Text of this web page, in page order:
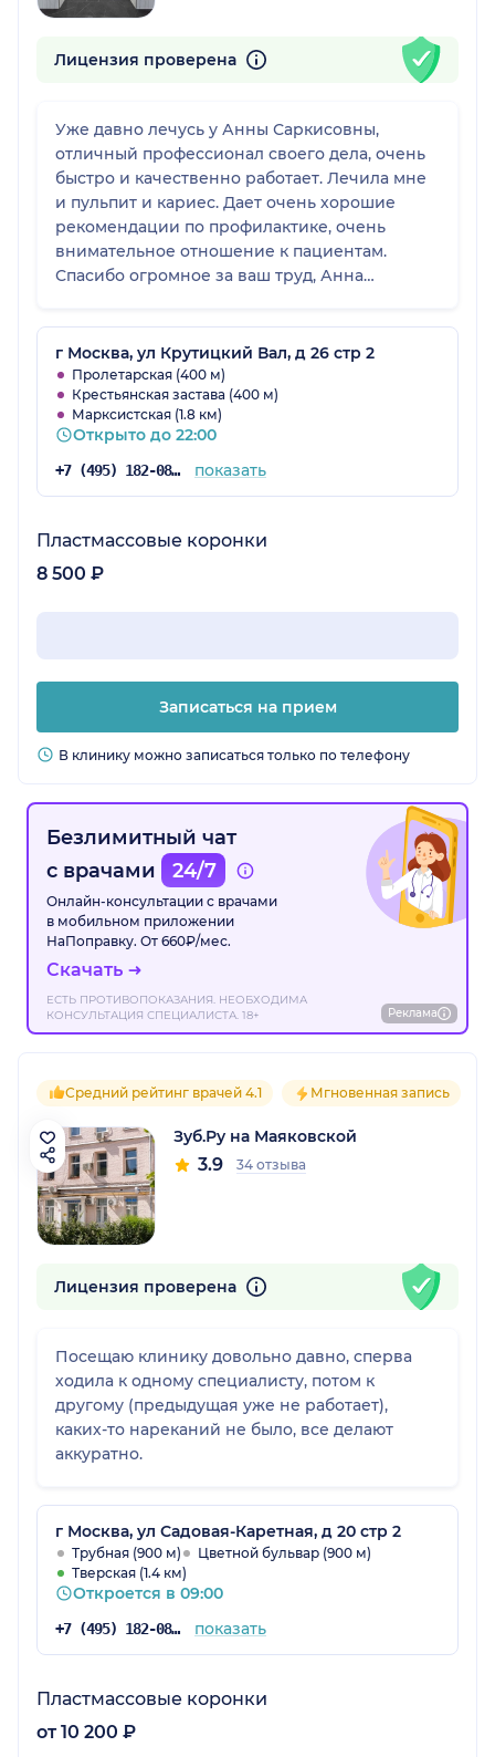
Лицензия проверена
Уже давно лечусь у Анны Саркисовны,
отличный профессионал своего дела, очень
быстро и качественно работает. Лечила мне
и пульпит и кариес. Дает очень хорошие
рекомендации по профилактике, очень
внимательное отношение к пациентам.
Спасибо огромное за ваш труд, Анна
г Москва, ул Крутицкий Вал, д 26 стр 2
Пролетарская (400 м)
Крестьянская застава (400 м)
Марксистская (1.8 км)
Открыто до 22:00
+7 (495) 182-08-75 показать
Пластмассовые коронки
8 500 ₽
Записаться на прием
В клинику можно записаться только по телефону
Безлимитный чат
с врачами
24/7
Онлайн-консультации с врачами
в мобильном приложении
НаПоправку. От 660₽/мес.
Скачать
ЕСТЬ ПРОТИВОПОКАЗАНИЯ. НЕОБХОДИМА
КОНСУЛЬТАЦИЯ СПЕЦИАЛИСТА. 18+
Реклама
Средний рейтинг врачей 4.1 Мгновенная запись
Зуб.Ру на Маяковской
3.9 34 отзыва
Лицензия проверена
Посещаю клинику довольно давно, сперва
ходила к одному специалисту, потом к
другому (предыдущая уже не работает),
каких-то нареканий не было, все делают
аккуратно.
г Москва, ул Садовая-Каретная, д 20 стр 2
Трубная (900 м)
Цветной бульвар (900 м)
Тверская (1.4 км)
Откроется в 09:00
+7 (495) 182-08-75 показать
Пластмассовые коронки
от 10 200 ₽